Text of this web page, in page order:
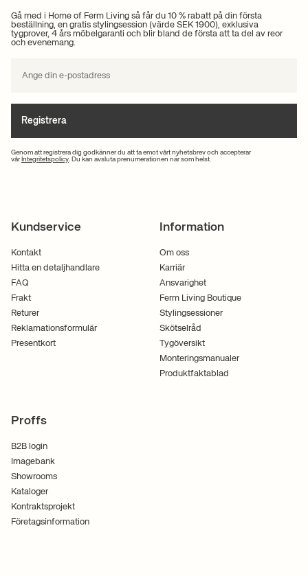
Gå med i Home of Ferm Living så får du 10 % rabatt på din första
beställning, en gratis stylingsession (värde SEK 1900), exklusiva
tygprover, 4 års möbelgaranti och blir bland de första att ta del av reor
och evenemang.
Genom att registrera dig godkänner du att ta emot vårt nyhetsbrev och accepterar
vår Integritetspolicy. Du kan avsluta prenumerationen när som helst.
Registrera
Kundservice
Kontakt
Hitta en detaljhandlare
FAQ
Frakt
Returer
Reklamationsformulär
Presentkort
Information
Om oss
Karriär
Ansvarighet
Ferm Living Boutique
Stylingsessioner
Skötselråd
Tygöversikt
Monteringsmanualer
Produktfaktablad
Proffs
B2B login
Imagebank
Showrooms
Kataloger
Kontraktsprojekt
Företagsinformation